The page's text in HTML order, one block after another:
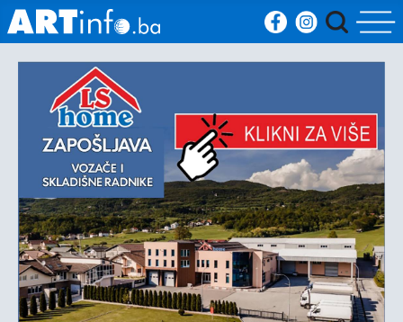
Početna
Vijesti
Sport
Kultura
Crna
kronika